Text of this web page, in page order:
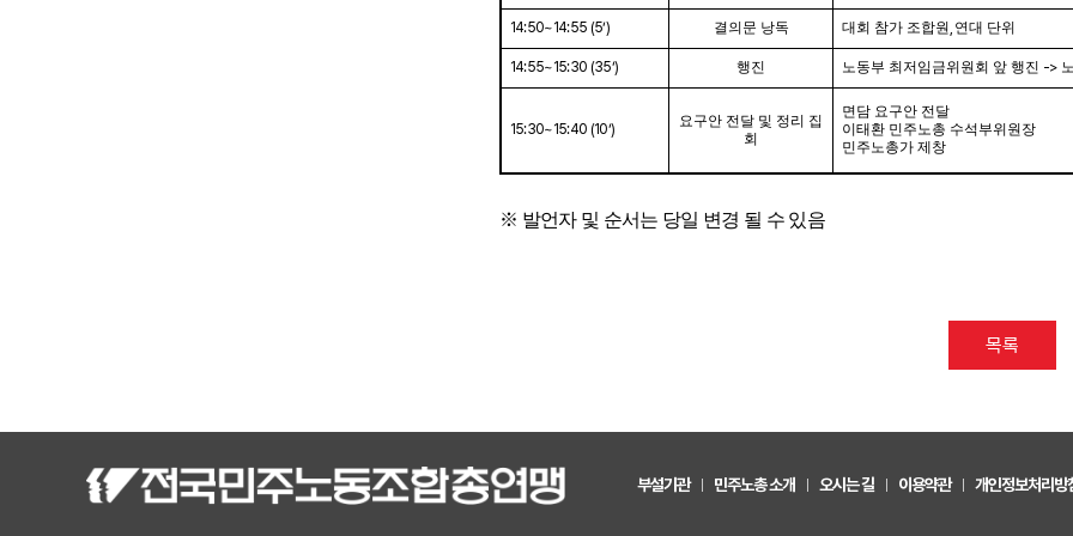
14:50~14:55 (5‘) 결의문 낭독 대회 참가 조합원 연대 단위
14:55~15:30 (35‘) 행진 노동부 최저임금위원회 앞 행진 ->
15:30~15:40 (10‘)
요구안 전달 및 정리 집
회
면담 요구안 전달
이태환 민주노총 수석부위원장
민주노총가 제창
※ 발언자 및 순서는 당일 변경 될 수 있음
목록
부설기관 민주노총 소개 오시는 길 이용약관 개인정보처리방